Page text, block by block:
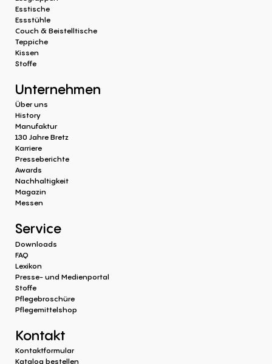
Esstische
Essstühle
Couch & Beistelltische
Teppiche
Kissen
Stoffe
Unternehmen
Über uns
History
Manufaktur
130 Jahre Bretz
Karriere
Presseberichte
Awards
Nachhaltigkeit
Magazin
Messen
Service
Downloads
FAQ
Lexikon
Presse- und Medienportal
Stoffe
Pflegebroschüre
Pflegemittelshop
Kontakt
Kontaktformular
Katalog bestellen